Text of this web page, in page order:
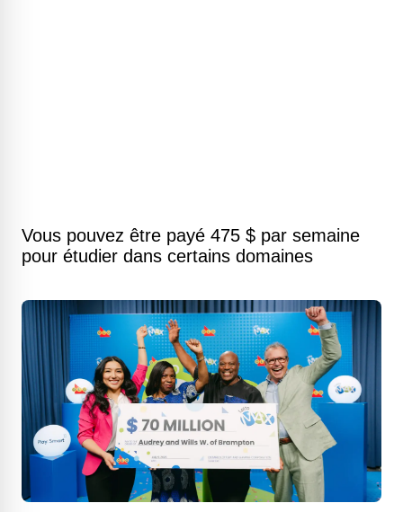
Vous pouvez être payé 475 $ par semaine
pour étudier dans certains domaines